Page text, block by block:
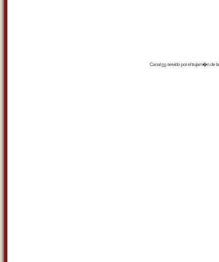
Canalrssservido por eltrujam�nde